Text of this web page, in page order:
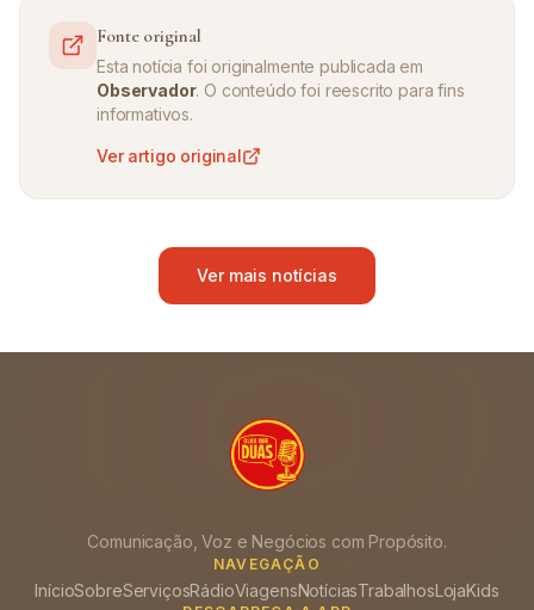
Fonte original
Esta notícia foi originalmente publicada em
Observador. O conteúdo foi reescrito para fins
informativos.
Ver artigo original
Ver mais notícias
Comunicação, Voz e Negócios com Propósito.
NAVEGAÇÃO
InícioSobreServiçosRádioViagensNotíciasTrabalhosLojaKids